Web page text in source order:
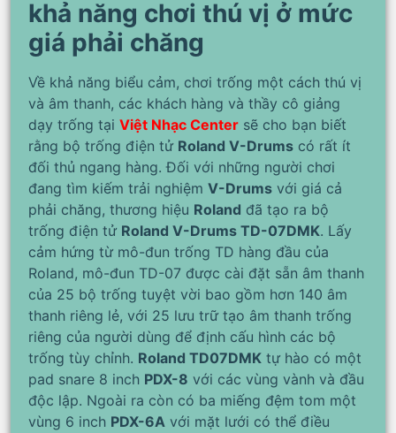
khả năng chơi thú vị ở mức
giá phải chăng
Về khả năng biểu cảm, chơi trống một cách thú vị
và âm thanh, các khách hàng và thầy cô giảng
dạy trống tại Việt Nhạc Center sẽ cho bạn biết
rằng bộ trống điện tử Roland V-Drums có rất ít
đối thủ ngang hàng. Đối với những người chơi
đang tìm kiếm trải nghiệm V-Drums với giá cả
phải chăng, thương hiệu Roland đã tạo ra bộ
trống điện tử Roland V-Drums TD-07DMK. Lấy
cảm hứng từ mô-đun trống TD hàng đầu của
Roland, mô-đun TD-07 được cài đặt sẵn âm thanh
của 25 bộ trống tuyệt vời bao gồm hơn 140 âm
thanh riêng lẻ, với 25 lưu trữ tạo âm thanh trống
riêng của người dùng để định cấu hình các bộ
trống tùy chỉnh. Roland TD07DMK tự hào có một
pad snare 8 inch PDX-8 với các vùng vành và đầu
độc lập. Ngoài ra còn có ba miếng đệm tom một
vùng 6 inch PDX-6A với mặt lưới có thể điều